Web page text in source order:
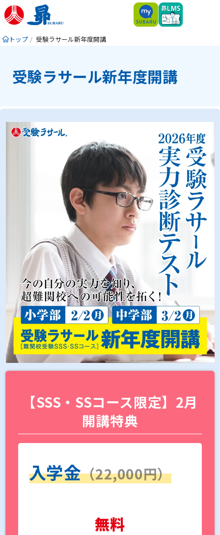
トップ 受験ラサール新年度開講
受験ラサール新年度開講
【SSS・SSコース限定】2月
開講特典
入学金（22,000円）
無料